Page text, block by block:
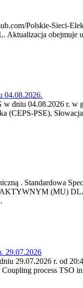
Polskie-Sieci-
04.08.2026.
dniu 04.08.2026 r. w
PSE),
. Standardowa
(MU)
29.07.2026
29.07.2026 r. od
process